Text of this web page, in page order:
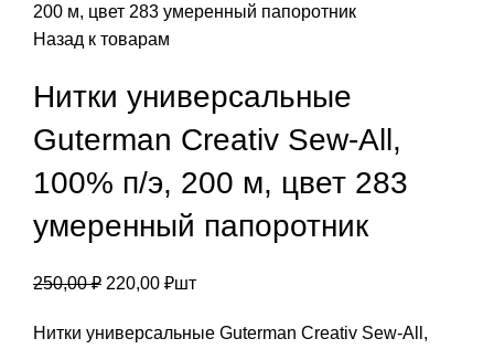
200 м, цвет 283 умеренный папоротник
Назад к товарам
Нитки универсальные
Guterman Creativ Sew-All,
100% п/э, 200 м, цвет 283
умеренный папоротник
250,00₽ Первоначальная
составляла
220,00 ₽Текущая
220,00 ₽.
шт
Нитки универсальные Guterman Creativ Sew-All,